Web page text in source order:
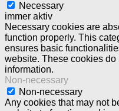
Necessary
immer aktiv
Necessary cookies are
function properly. This
ensures basic
website. These cookies do
information.
Non-necessary
Non-necessary
Any cookies that may not